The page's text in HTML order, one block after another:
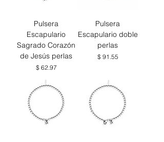
Pulsera
Escapulario
Sagrado Corazón
de Jesús perlas
Precio
$ 62.97
Pulsera
Escapulario doble
perlas
Precio
$ 91.55